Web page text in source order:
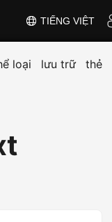
TIẾNG VIỆT
loại lưu trữ thẻ